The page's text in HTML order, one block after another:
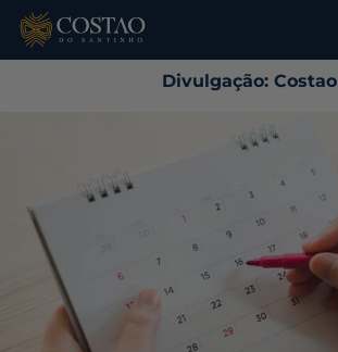
Divulgação: Costao